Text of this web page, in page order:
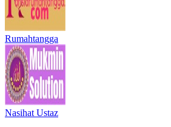
Rumahtangga
Nasihat Ustaz